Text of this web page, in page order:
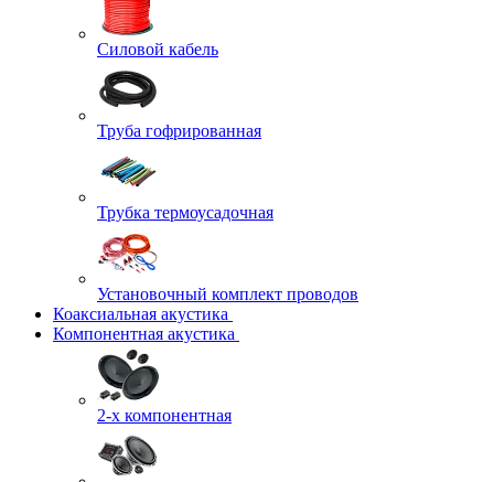
Силовой кабель
Труба гофрированная
Трубка термоусадочная
Установочный комплект проводов
Коаксиальная акустика
Компонентная акустика
2-х компонентная